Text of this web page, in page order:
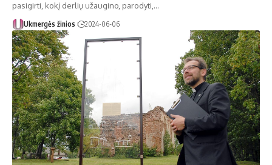
pasigirti, kokį derlių užaugino, parodyti,…
Ukmergės žinios 2024-06-06